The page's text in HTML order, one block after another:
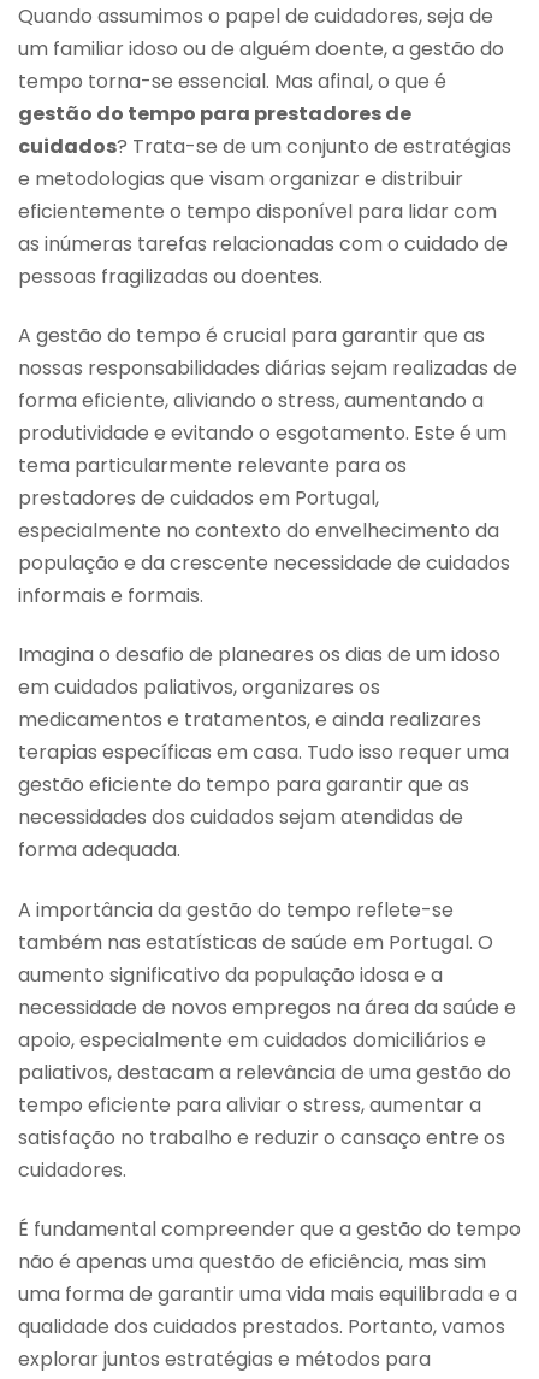
Quando assumimos o papel de cuidadores, seja de
um familiar idoso ou de alguém doente, a gestão do
tempo torna-se essencial. Mas afinal, o que é
gestão do tempo para prestadores de
cuidados? Trata-se de um conjunto de estratégias
e metodologias que visam organizar e distribuir
eficientemente o tempo disponível para lidar com
as inúmeras tarefas relacionadas com o cuidado de
pessoas fragilizadas ou doentes.
A gestão do tempo é crucial para garantir que as
nossas responsabilidades diárias sejam realizadas de
forma eficiente, aliviando o stress, aumentando a
produtividade e evitando o esgotamento. Este é um
tema particularmente relevante para os
prestadores de cuidados em Portugal,
especialmente no contexto do envelhecimento da
população e da crescente necessidade de cuidados
informais e formais.
Imagina o desafio de planeares os dias de um idoso
em cuidados paliativos, organizares os
medicamentos e tratamentos, e ainda realizares
terapias específicas em casa. Tudo isso requer uma
gestão eficiente do tempo para garantir que as
necessidades dos cuidados sejam atendidas de
forma adequada.
A importância da gestão do tempo reflete-se
também nas estatísticas de saúde em Portugal. O
aumento significativo da população idosa e a
necessidade de novos empregos na área da saúde e
apoio, especialmente em cuidados domiciliários e
paliativos, destacam a relevância de uma gestão do
tempo eficiente para aliviar o stress, aumentar a
satisfação no trabalho e reduzir o cansaço entre os
cuidadores.
É fundamental compreender que a gestão do tempo
não é apenas uma questão de eficiência, mas sim
uma forma de garantir uma vida mais equilibrada e a
qualidade dos cuidados prestados. Portanto, vamos
explorar juntos estratégias e métodos para